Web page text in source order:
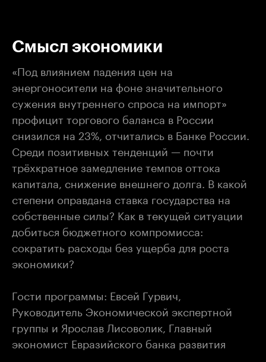
Смысл экономики
«Под влиянием падения цен на
энергоносители на фоне значительного
сужения внутреннего спроса на импорт»
профицит торгового баланса в России
снизился на 23%, отчитались в Банке России.
Среди позитивных тенденций — почти
трёхкратное замедление темпов оттока
капитала, снижение внешнего долга. В какой
степени оправдана ставка государства на
собственные силы? Как в текущей ситуации
добиться бюджетного компромисса:
сократить расходы без ущерба для роста
экономики?
Гости программы: Евсей Гурвич,
Руководитель Экономической экспертной
группы и Ярослав Лисоволик, Главный
экономист Евразийского банка развития